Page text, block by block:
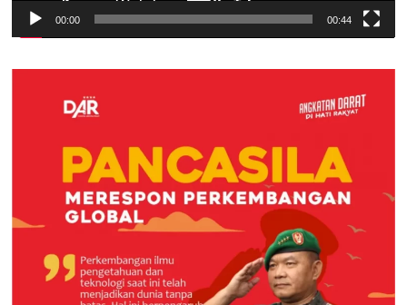
00:00 00:44